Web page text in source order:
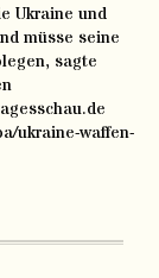
Ukraine und
müsse seine
sagte
ukraine-waffen-